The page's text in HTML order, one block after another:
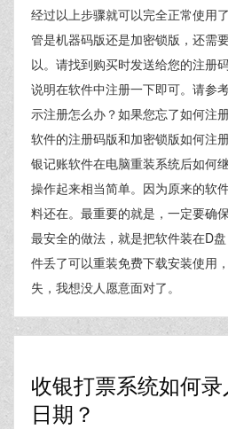
经过以上步骤就可以完全正常使用
管是机器码版还是加密锁版，还需
以。请找到购买时发送给您的注册
说明在软件中注册一下即可。请参
示注册怎么办？如果您忘了如何注
软件的注册码版和加密锁版如何注
银记账软件在电脑重装系统后如何
操作起来相当简单。因为原来的软
料还在。最重要的就是，一定要确
最安全的做法，就是把软件装在D
件丢了可以重装免费下载安装使用
失，我想没人愿意面对了。
收银打票系统如何
日期？